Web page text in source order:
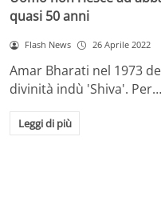
quasi 50 anni
Flash News 26 Aprile 2022
Amar Bharati nel 1973
divinità indù 'Shiva'. Per…
Leggi di più